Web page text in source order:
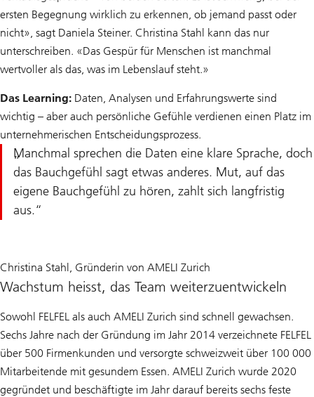
ersten Begegnung wirklich zu erkennen, ob jemand passt oder
nicht», sagt Daniela Steiner. Christina Stahl kann das nur
unterschreiben. «Das Gespür für Menschen ist manchmal
wertvoller als das, was im Lebenslauf steht.»
Das Learning: Daten, Analysen und Erfahrungswerte sind
wichtig – aber auch persönliche Gefühle verdienen einen Platz im
unternehmerischen Entscheidungsprozess.
Manchmal sprechen die Daten eine klare Sprache, doch
das Bauchgefühl sagt etwas anderes. Mut, auf das
eigene Bauchgefühl zu hören, zahlt sich langfristig
aus.
Christina Stahl, Gründerin von AMELI Zurich
Wachstum heisst, das Team weiterzuentwickeln
Sowohl FELFEL als auch AMELI Zurich sind schnell gewachsen.
Sechs Jahre nach der Gründung im Jahr 2014 verzeichnete FELFEL
über 500 Firmenkunden und versorgte schweizweit über 100 000
Mitarbeitende mit gesundem Essen. AMELI Zurich wurde 2020
gegründet und beschäftigte im Jahr darauf bereits sechs feste